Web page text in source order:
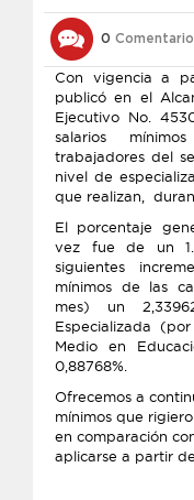
0
Con vigencia a
publicó en el
Ejecutivo No.
salarios
trabajadores del
nivel de
que realizan,
El porcentaje
vez fue de un
siguientes
mínimos de las
mes) un
Especializada
Medio en
0,88768%.
Ofrecemos a
mínimos que
en comparación
aplicarse a partir